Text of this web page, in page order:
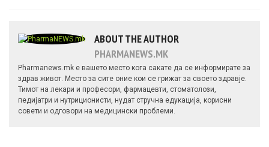
ABOUT THE AUTHOR
PHARMANEWS.MK
Pharmanews.mk е вашето место кога сакате да се информирате за
здрав живот. Место за сите оние кои се грижат за своето здравје.
Тимот на лекари и професори, фармацевти, стоматолози,
педијатри и нутриционисти, нудат стручна едукација, корисни
совети и одговори на медицински проблеми.